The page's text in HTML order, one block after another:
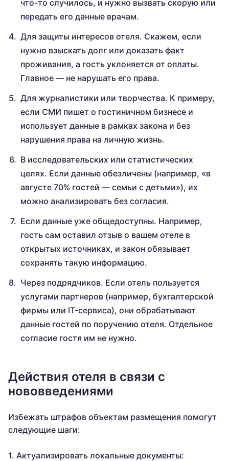
что-то случилось, и нужно вызвать скорую или
передать его данные врачам.
Для защиты интересов отеля. Скажем, если
нужно взыскать долг или доказать факт
проживания, а гость уклоняется от оплаты.
Главное — не нарушать его права.
Для журналистики или творчества. К примеру,
если СМИ пишет о гостиничном бизнесе и
использует данные в рамках закона и без
нарушения права на личную жизнь.
В исследовательских или статистических
целях. Если данные обезличены (например, «в
августе 70% гостей — семьи с детьми»), их
можно анализировать без согласия.
Если данные уже общедоступны. Например,
гость сам оставил отзыв о вашем отеле в
открытых источниках, и закон обязывает
сохранять такую информацию.
Через подрядчиков. Если отель пользуется
услугами партнеров (например, бухгалтерской
фирмы или IT-сервиса), они обрабатывают
данные гостей по поручению отеля. Отдельное
согласие гостя им не нужно.
Действия отеля в связи с
нововведениями
Избежать штрафов объектам размещения помогут
следующие шаги:
1. Актуализировать локальные документы: